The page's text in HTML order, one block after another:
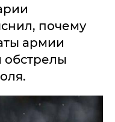
почему
армии
обстрелы